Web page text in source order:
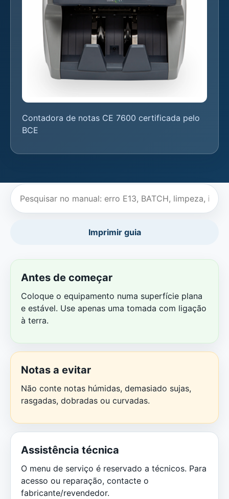
Contadora de notas CE 7600 certificada pelo
BCE
Imprimir guia
Antes de começar
Coloque o equipamento numa superfície plana
e estável. Use apenas uma tomada com ligação
à terra.
Notas a evitar
Não conte notas húmidas, demasiado sujas,
rasgadas, dobradas ou curvadas.
Assistência técnica
O menu de serviço é reservado a técnicos. Para
acesso ou reparação, contacte o
fabricante/revendedor.